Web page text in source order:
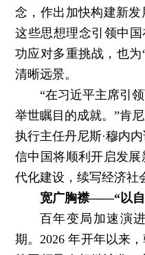
念，作出加快构建新发
这些思想理念引领中
功应对多重挑战，也
清晰远景。
“在习近平主席引
举世瞩目的成就。”肯
执行主任丹尼斯·穆内
信中国将顺利开启发
代化建设，续写经济社
宽广胸襟——“以自
百年变局加速演
期。2026 年开年以来